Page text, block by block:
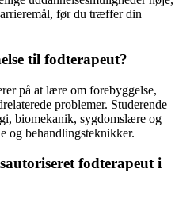
før du træffer din
til fodterapeut?
på at lære om forebyggelse,
problemer. Studerende
biomekanik, sygdomslære og
og behandlingsteknikker.
fodterapeut i